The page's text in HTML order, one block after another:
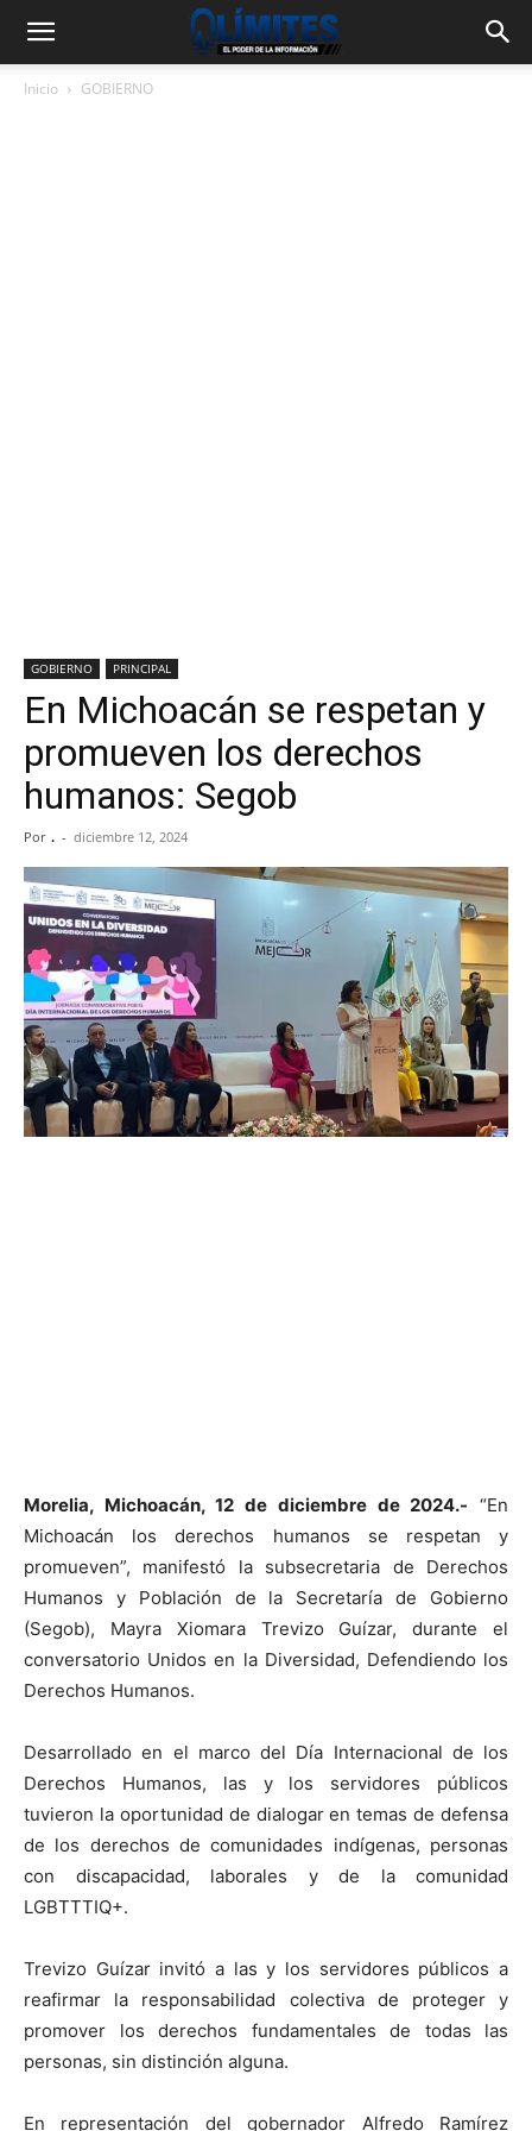
Inicio GOBIERNO
GOBIERNO PRINCIPAL
En Michoacán se respetan y
promueven los derechos
humanos: Segob
Por . - diciembre 12, 2024
Morelia, Michoacán, 12 de diciembre de 2024.- “En
Michoacán los derechos humanos se respetan y
promueven”, manifestó la subsecretaria de Derechos
Humanos y Población de la Secretaría de Gobierno
(Segob), Mayra Xiomara Trevizo Guízar, durante el
conversatorio Unidos en la Diversidad, Defendiendo los
Derechos Humanos.
Desarrollado en el marco del Día Internacional de los
Derechos Humanos, las y los servidores públicos
tuvieron la oportunidad de dialogar en temas de defensa
de los derechos de comunidades indígenas, personas
con discapacidad, laborales y de la comunidad
LGBTTTIQ+.
Trevizo Guízar invitó a las y los servidores públicos a
reafirmar la responsabilidad colectiva de proteger y
promover los derechos fundamentales de todas las
personas, sin distinción alguna.
En representación del gobernador Alfredo Ramírez